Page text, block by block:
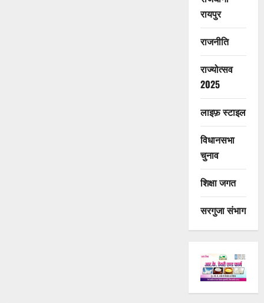
रायपुर
राजनीति
राज्योत्सव
2025
लाइफ़ स्टाइल
विधानसभा
चुनाव
शिक्षा जगत
सरगुजा संभाग